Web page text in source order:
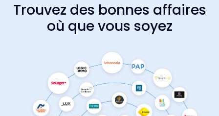
Trouvez des bonnes affaires
où que vous soyez